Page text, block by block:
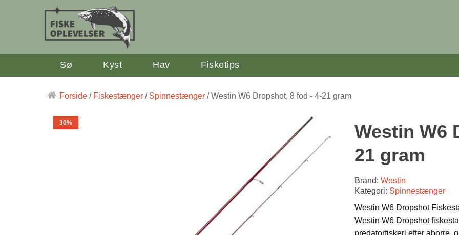
Sø Kyst Hav Fisketips
Forside / Fiskestænger / Spinnestænger / Westin W6 Dropshot, 8 fod - 4-21 gram
30%
Westin W6
21 gram
Brand: Westin
Kategori: Spinnestænger
Westin W6 Dropshot
Westin W6 Dropshot
predatorfiskeri efter aborre,